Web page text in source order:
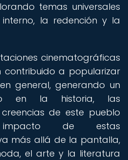
temas universales
la redención y la
cinematográficas
contribuido a popularizar
general, generando un
en la historia, las
de este pueblo
de estas
más allá de la pantalla,
el arte y la literatura